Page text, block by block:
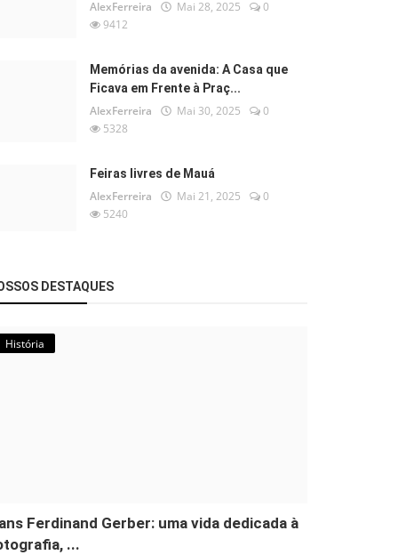
AlexFerreira Mai 28, 2025
0
9412
Memórias da avenida: A Casa que
Ficava em Frente à Praç...
AlexFerreira Mai 30, 2025
0
5328
Feiras livres de Mauá
AlexFerreira Mai 21, 2025
0
5240
DESTAQUES
História
Ferdinand Gerber: uma vida dedicada à
...